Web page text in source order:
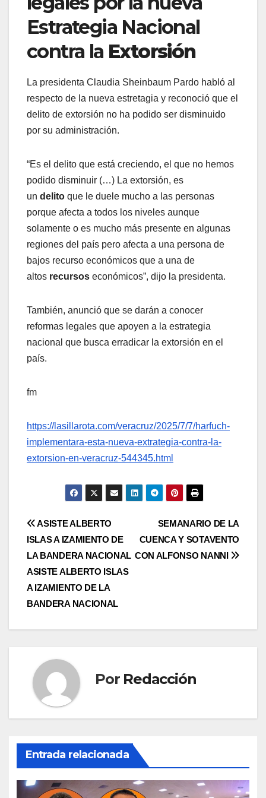
Estrategia Nacional
contra la Extorsión
La presidenta Claudia Sheinbaum Pardo habló al
respecto de la nueva estretagia y reconoció que el
delito de extorsión no ha podido ser disminuido
por su administración.
“Es el delito que está creciendo, el que no hemos
podido disminuir (…) La extorsión, es
un delito que le duele mucho a las personas
porque afecta a todos los niveles aunque
solamente o es mucho más presente en algunas
regiones del país pero afecta a una persona de
bajos recurso económicos que a una de
altos recursos económicos”, dijo la presidenta.
También, anunció que se darán a conocer
reformas legales que apoyen a la estrategia
nacional que busca erradicar la extorsión en el
país.
fm
https://lasillarota.com/veracruz/2025/7/7/harfuch-
implementara-esta-nueva-extrategia-contra-la-
extorsion-en-veracruz-544345.html
Navegación
de
entradas
SEMANARIO DE LA
CUENCA Y SOTAVENTO
CON ALFONSO NANNI
ASISTE ALBERTO
ISLAS A IZAMIENTO DE
LA BANDERA NACIONAL
ASISTE ALBERTO ISLAS
A IZAMIENTO DE LA
BANDERA NACIONAL
Por Redacción
Entrada relacionada